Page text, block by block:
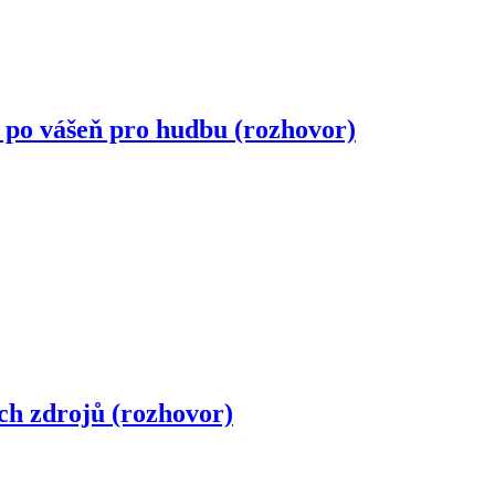
vášeň pro hudbu (rozhovor)
zdrojů (rozhovor)